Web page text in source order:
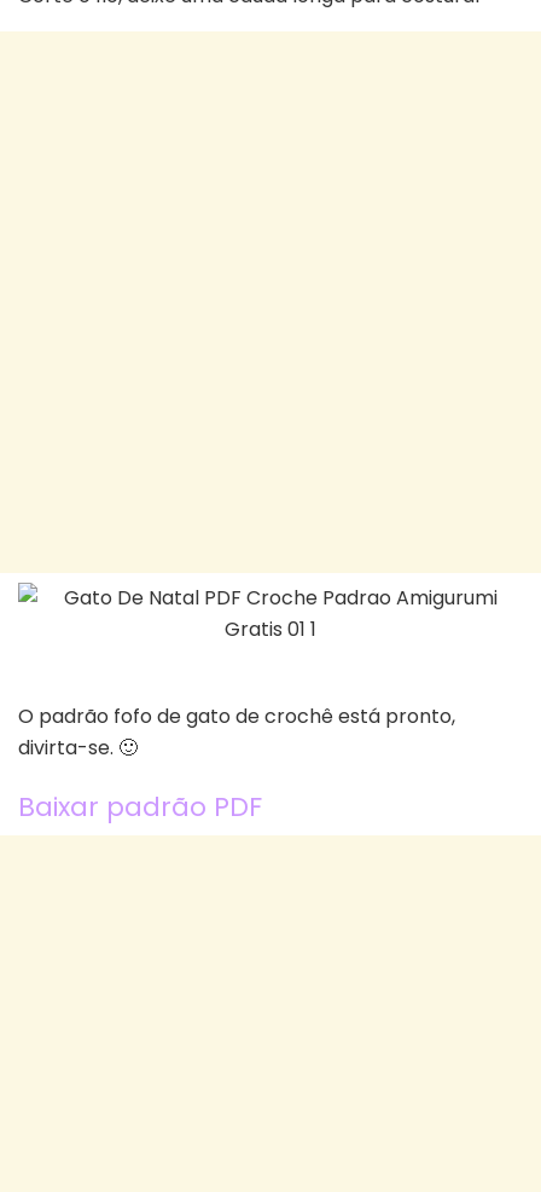
O padrão fofo de gato de crochê está pronto,
divirta-se. 🙂
Baixar padrão PDF